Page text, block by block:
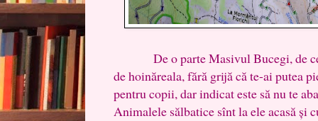
De o parte Masivul Bucegi, de
de hoinăreala, fără grijă că te-ai putea
pentru copii, dar indicat este să nu te
Animalele sălbatice sînt la ele acasă și